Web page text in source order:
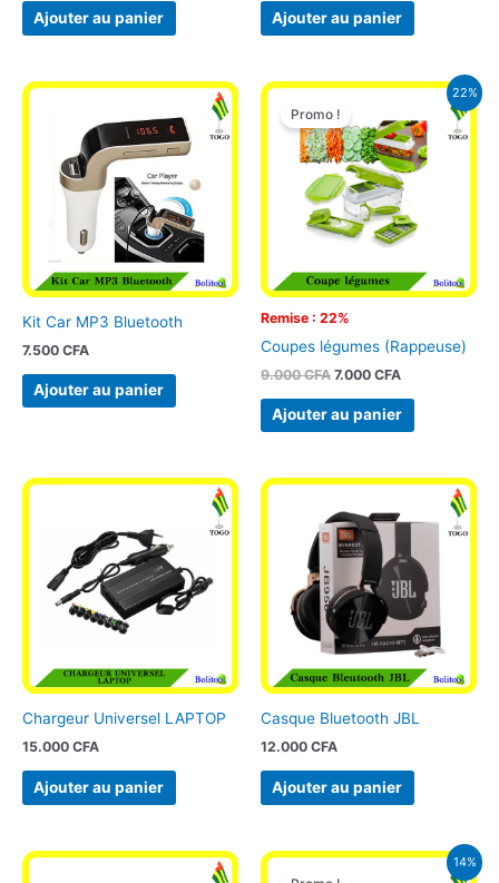
Ajouter au panier Ajouter au panier
Kit Car MP3 Bluetooth
7.500 CFA
Ajouter au panier
22%
Remise : 22%
Promo !
Coupes légumes (Rappeuse)
9.000CFA
Le
prix
initial
était :
9.000 CFA.
7.000 CFA
Le
actuel
est :
7.000 CFA.
Ajouter au panier
Chargeur Universel LAPTOP
15.000 CFA
Ajouter au panier
Casque Bluetooth JBL
12.000 CFA
Ajouter au panier
14%
Le
Le